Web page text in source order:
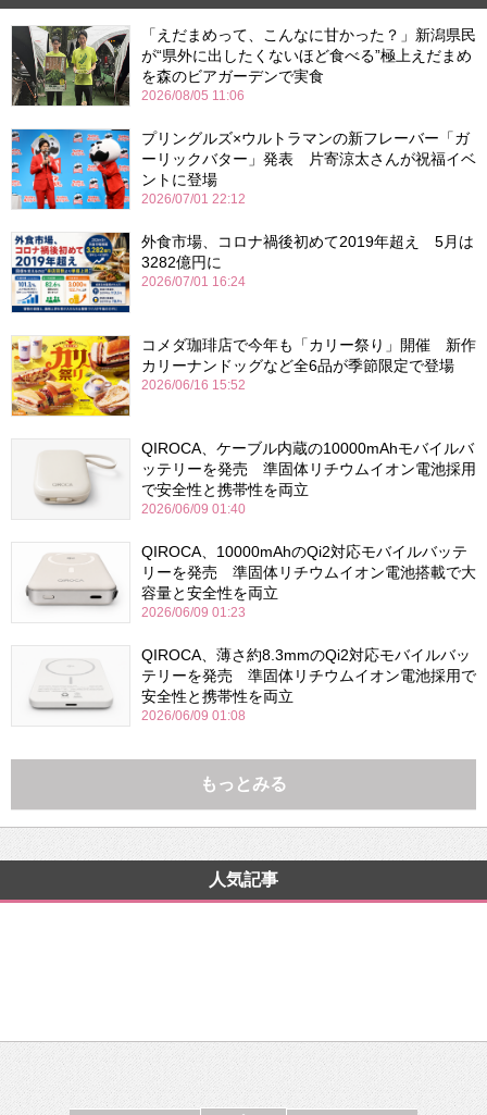
「えだまめって、こんなに甘かった？」新潟県民
が“県外に出したくないほど食べる”極上えだまめ
を森のビアガーデンで実食
2026/08/05 11:06
プリングルズ×ウルトラマンの新フレーバー「ガ
ーリックバター」発表 片寄涼太さんが祝福イベ
ントに登場
2026/07/01 22:12
外食市場、コロナ禍後初めて2019年超え 5月は
3282億円に
2026/07/01 16:24
コメダ珈琲店で今年も「カリー祭り」開催 新作
カリーナンドッグなど全6品が季節限定で登場
2026/06/16 15:52
QIROCA、ケーブル内蔵の10000mAhモバイルバ
ッテリーを発売 準固体リチウムイオン電池採用
で安全性と携帯性を両立
2026/06/09 01:40
QIROCA、10000mAhのQi2対応モバイルバッテ
リーを発売 準固体リチウムイオン電池搭載で大
容量と安全性を両立
2026/06/09 01:23
QIROCA、薄さ約8.3mmのQi2対応モバイルバッ
テリーを発売 準固体リチウムイオン電池採用で
安全性と携帯性を両立
2026/06/09 01:08
もっとみる
人気記事